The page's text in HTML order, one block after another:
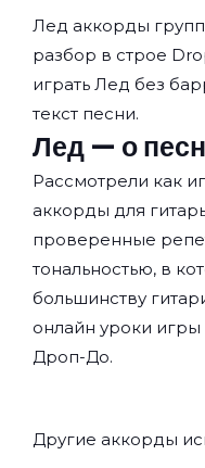
Лед аккорды
разбор в строе
играть Лед без
текст песни.
Лед — о
Рассмотрели как
аккорды для
проверенные
тональностью, в
большинству
онлайн уроки игры
Дроп-До.
Другие аккорды